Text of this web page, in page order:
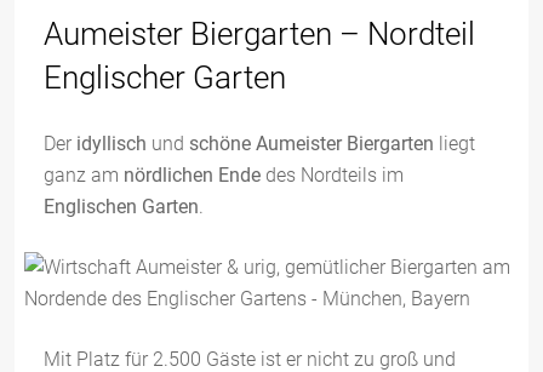
Aumeister Biergarten – Nordteil
Englischer Garten
Der idyllisch und schöne Aumeister Biergarten liegt
ganz am nördlichen Ende des Nordteils im
Englischen Garten.
Mit Platz für 2.500 Gäste ist er nicht zu groß und